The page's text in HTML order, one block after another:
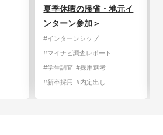
夏季休暇の帰省・地元イ
ンターン参加＞
#インターンシップ
#マイナビ調査レポート
#学生調査 #採用選考
#新卒採用 #内定出し